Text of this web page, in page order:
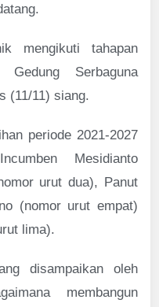
mengikuti tahapan
Serbaguna
(11/11) siang.
periode 2021-2027
Mesidianto
urut dua), Panut
(nomor urut empat)
lima).
disampaikan oleh
membangun